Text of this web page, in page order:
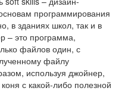
программирования
в зданиях школ, так и в
– это программа,
файлов один, с
файлу
используя джойнер,
с какой-либо полезной